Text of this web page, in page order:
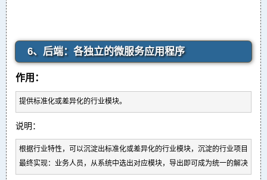
6、后端：各独立的微服务应用程序
作用：
提供标准化或差异化的行业模块。
说明：
根据行业特性，可以沉淀出标准化或差异化的行业模块，沉淀的行业项目越
最终实现：业务人员，从系统中选出对应模块，导出即可成为统一的解决方案